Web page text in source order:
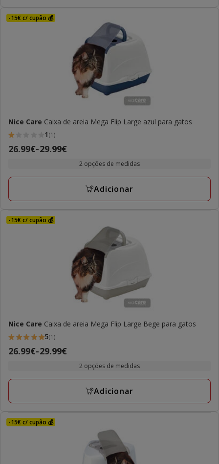
-15€ c/ cupão 💰
Nice Care Caixa de areia Mega Flip Large azul para gatos
1
estrelas
1
1(1)
Preço
a
29.99€
26.99€-29.99€
2 opções de medidas
Adicionar
-15€ c/ cupão 💰
Nice Care Caixa de areia Mega Flip Large Bege para gatos
5
estrelas
1
5(1)
Preço
a
29.99€
26.99€-29.99€
2 opções de medidas
Adicionar
-15€ c/ cupão 💰